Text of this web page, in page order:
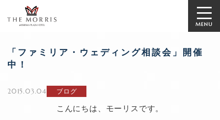
MENU
「ファミリア・ウェディング相談会」開催
中！
2015.03.04 ブログ
こんにちは、モーリスです。